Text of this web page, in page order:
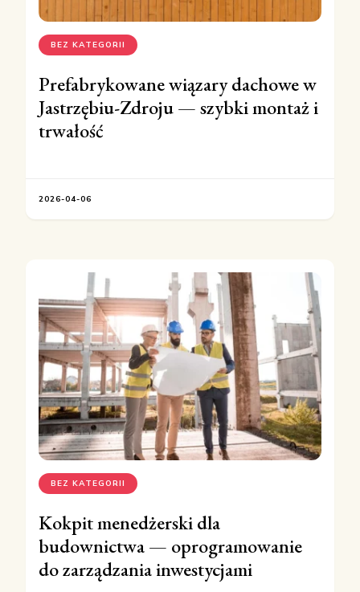
BEZ KATEGORII
Prefabrykowane wiązary dachowe w
Jastrzębiu-Zdroju — szybki montaż i
trwałość
2026-04-06
BEZ KATEGORII
Kokpit menedżerski dla
budownictwa — oprogramowanie
do zarządzania inwestycjami